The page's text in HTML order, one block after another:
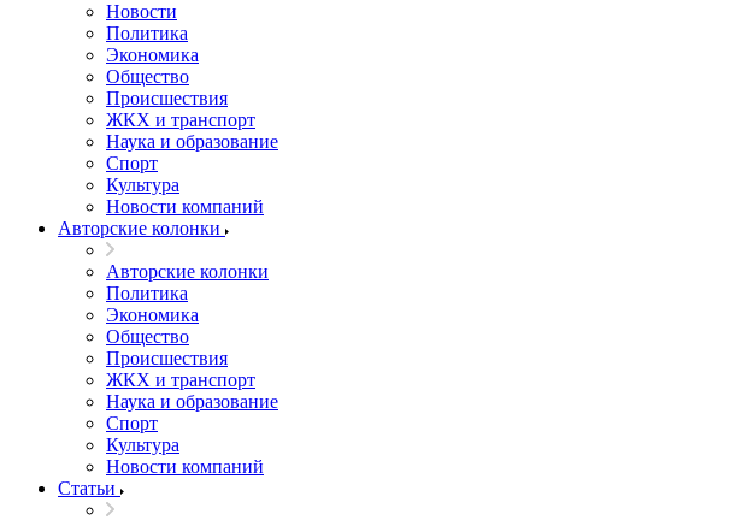
Новости
Политика
Экономика
Общество
Происшествия
ЖКХ и транспорт
Наука и образование
Спорт
Культура
Новости компаний
Авторские колонки
Авторские колонки
Политика
Экономика
Общество
Происшествия
ЖКХ и транспорт
Наука и образование
Спорт
Культура
Новости компаний
Статьи